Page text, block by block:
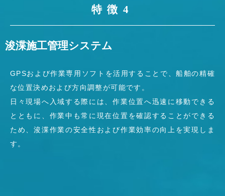
特徴4
浚渫施工管理システム
GPSおよび作業専用ソフトを活用することで、船舶の精確
な位置決めおよび方向調整が可能です。
日々現場へ入域する際には、作業位置へ迅速に移動できる
とともに、作業中も常に現在位置を確認することができる
ため、浚渫作業の安全性および作業効率の向上を実現しま
す。